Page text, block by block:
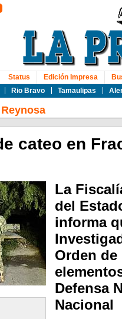
Rio Bravo Tamaulipas
Status Edición Impresa
Reynosa
cateo en
La
del
informa
Orden
Defensa
Nacional